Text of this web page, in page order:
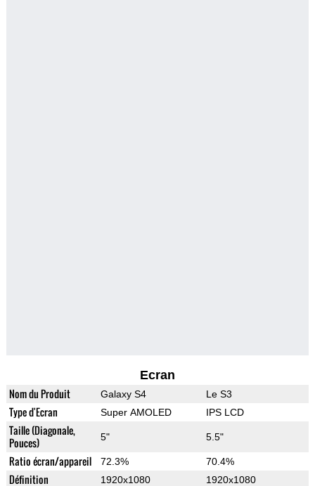
Ecran
Nom du Produit Galaxy S4 Le S3
Type d'Ecran Super AMOLED IPS LCD
Taille (Diagonale,
Pouces)
5" 5.5"
Ratio écran/appareil 72.3% 70.4%
Définition 1920x1080 1920x1080